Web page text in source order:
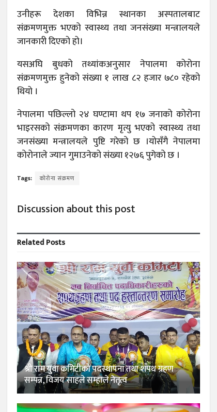
उनीहरू देशका विभिन्न स्थानका अस्पतालबाट
संक्रमणमुक्त भएको स्वास्थ्य तथा जनसंख्या मन्त्रालयले
जानकारी दिएको हो।
यसअघि बुधको तथ्यांकअनुसार नेपालमा कोरोना
संक्रमणमुक्त हुनेको संख्या १ लाख ८२ हजार ७८० रहेको
थियो ।
नेपालमा पछिल्लो २४ घण्टामा थप १७ जनाको कोरोना
भाइरसको संक्रमणका कारण मृत्यु भएको स्वास्थ्य तथा
जनसंख्या मन्त्रालयले पुष्टि गरेको छ ।योसँगै नेपालमा
कोरोनाले ज्यान गुमाउनेको संख्या १२७६ पुगेको छ ।
Tags: कोरोना संक्रमण
Discussion about this post
RelatedPosts
श्री राम युवा कमिटीको पदस्थापना तथा शपथ ग्रहण
सम्पन्न, विजय साहले सम्हाले नेतृत्व